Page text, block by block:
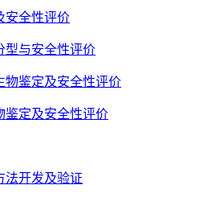
安全性评价
型与安全性评价
物鉴定及安全性评价
鉴定及安全性评价
法开发及验证